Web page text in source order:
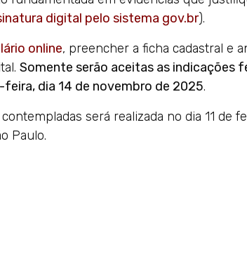
digital pelo sistema gov.br).
online, preencher a ficha cadastral e
Somente serão aceitas as indicações
dia 14 de novembro de 2025.
será realizada no dia 11 de
Paulo.